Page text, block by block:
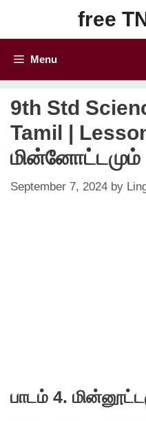
content
free
Menu
9th Std
Tamil |
மின்னோட்டமும்
September 7, 2024 by
பாடம் 4.